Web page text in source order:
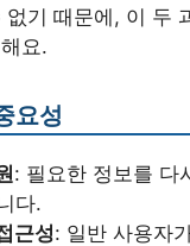
없기 때문에, 이 두
요.
요성
: 필요한 정보를 다
다.
근성: 일반 사용자